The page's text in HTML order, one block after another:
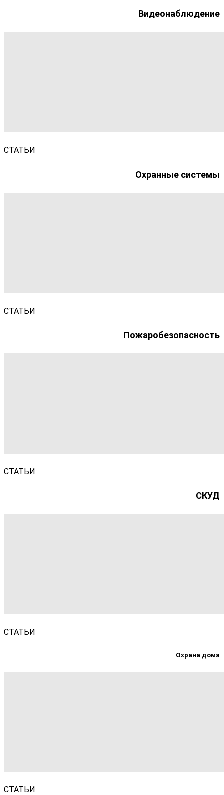
Видеонаблюдение
СТАТЬИ
Охранные системы
СТАТЬИ
Пожаробезопасность
СТАТЬИ
СКУД
СТАТЬИ
Охрана дома
СТАТЬИ